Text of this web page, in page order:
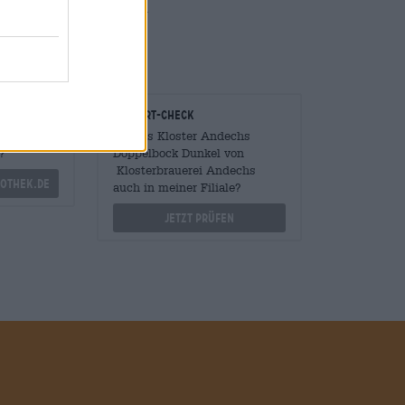
Vor-Ort-Check
Gibt es Kloster Andechs
Doppelbock Dunkel von
Klosterbrauerei Andechs
auch in meiner Filiale?
Jetzt prüfen